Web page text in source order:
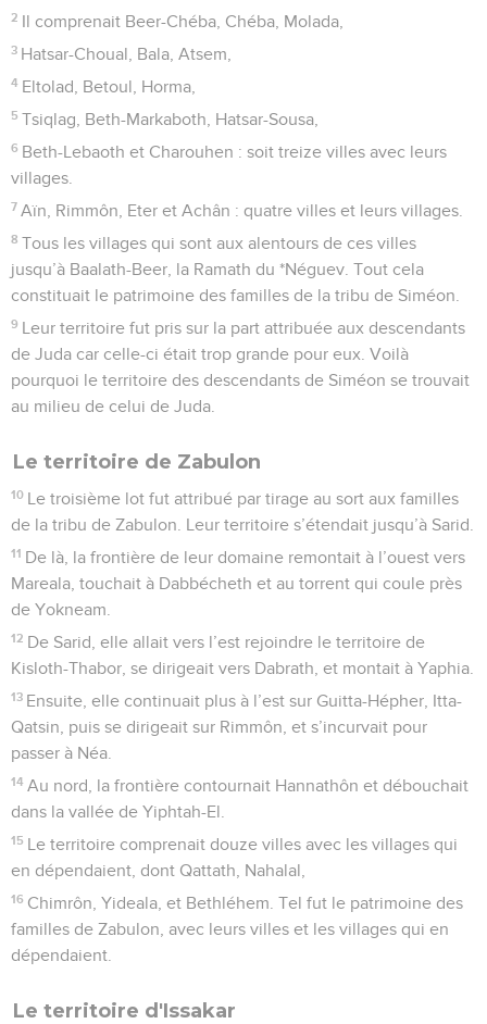
2 Il comprenait Beer-Chéba, Chéba, Molada,
3 Hatsar-Choual, Bala, Atsem,
4 Eltolad, Betoul, Horma,
5 Tsiqlag, Beth-Markaboth, Hatsar-Sousa,
6 Beth-Lebaoth et Charouhen : soit treize villes avec leurs
villages.
7 Aïn, Rimmôn, Eter et Achân : quatre villes et leurs villages.
8 Tous les villages qui sont aux alentours de ces villes
jusqu’à Baalath-Beer, la Ramath du *Néguev. Tout cela
constituait le patrimoine des familles de la tribu de Siméon.
9 Leur territoire fut pris sur la part attribuée aux descendants
de Juda car celle-ci était trop grande pour eux. Voilà
pourquoi le territoire des descendants de Siméon se trouvait
au milieu de celui de Juda.
Le territoire de Zabulon
10 Le troisième lot fut attribué par tirage au sort aux familles
de la tribu de Zabulon. Leur territoire s’étendait jusqu’à Sarid.
11 De là, la frontière de leur domaine remontait à l’ouest vers
Mareala, touchait à Dabbécheth et au torrent qui coule près
de Yokneam.
12 De Sarid, elle allait vers l’est rejoindre le territoire de
Kisloth-Thabor, se dirigeait vers Dabrath, et montait à Yaphia.
13 Ensuite, elle continuait plus à l’est sur Guitta-Hépher, Itta-
Qatsin, puis se dirigeait sur Rimmôn, et s’incurvait pour
passer à Néa.
14 Au nord, la frontière contournait Hannathôn et débouchait
dans la vallée de Yiphtah-El.
15 Le territoire comprenait douze villes avec les villages qui
en dépendaient, dont Qattath, Nahalal,
16 Chimrôn, Yideala, et Bethléhem. Tel fut le patrimoine des
familles de Zabulon, avec leurs villes et les villages qui en
dépendaient.
Le territoire d'Issakar